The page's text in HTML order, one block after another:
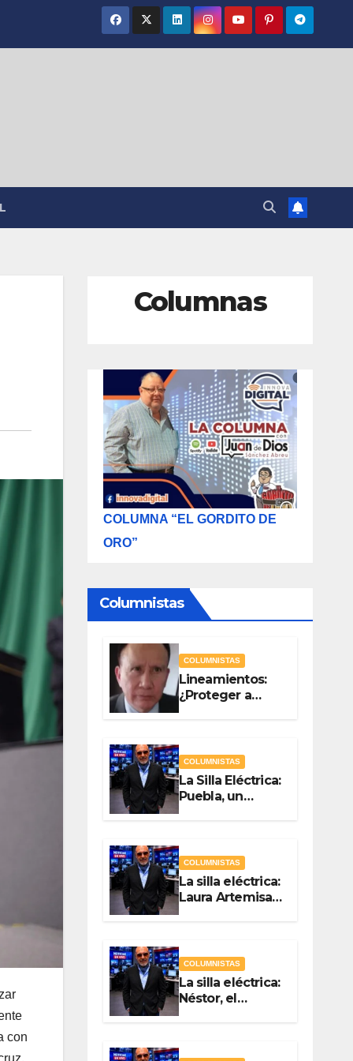
con
Columnas
COLUMNA “EL GORDITO DE
ORO”
Columnistas
COLUMNISTAS
Lineamientos:
¿Proteger a
Quién? Por
Hernández
COLUMNISTAS
La Silla Eléctrica:
Puebla, un
gobierno sin
COLUMNISTAS
La silla eléctrica:
Laura Artemisa
la maestra de las
Por Antonio
Ladrón de
Guevara
COLUMNISTAS
La silla eléctrica:
Néstor, el
Chapulín Naranja
Ladrón de